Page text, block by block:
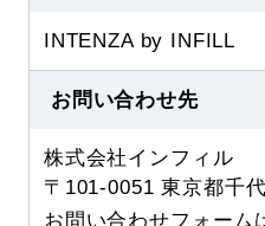
INTENZA by INFILL
お問い合わせ先
株式会社インフィル
〒101-0051 東京都千
お問い合わせフォーム